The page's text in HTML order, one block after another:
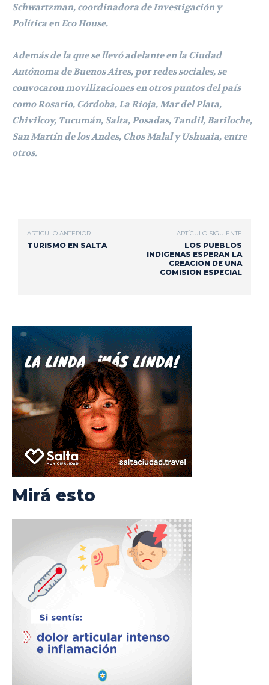
Schwartzman, coordinadora de Investigación y
Política en Eco House.
Además de la que se llevó adelante en la Ciudad
Autónoma de Buenos Aires, por redes sociales, se
convocaron movilizaciones en otros puntos del país
como Rosario, Córdoba, La Rioja, Mar del Plata,
Chivilcoy, Tucumán, Salta, Posadas, Tandil, Bariloche,
San Martín de los Andes, Chos Malal y Ushuaia, entre
otros.
ARTÍCULO ANTERIOR
TURISMO EN SALTA
ARTÍCULO SIGUIENTE
LOS PUEBLOS
INDIGENAS ESPERAN LA
CREACION DE UNA
COMISION ESPECIAL
Mirá esto